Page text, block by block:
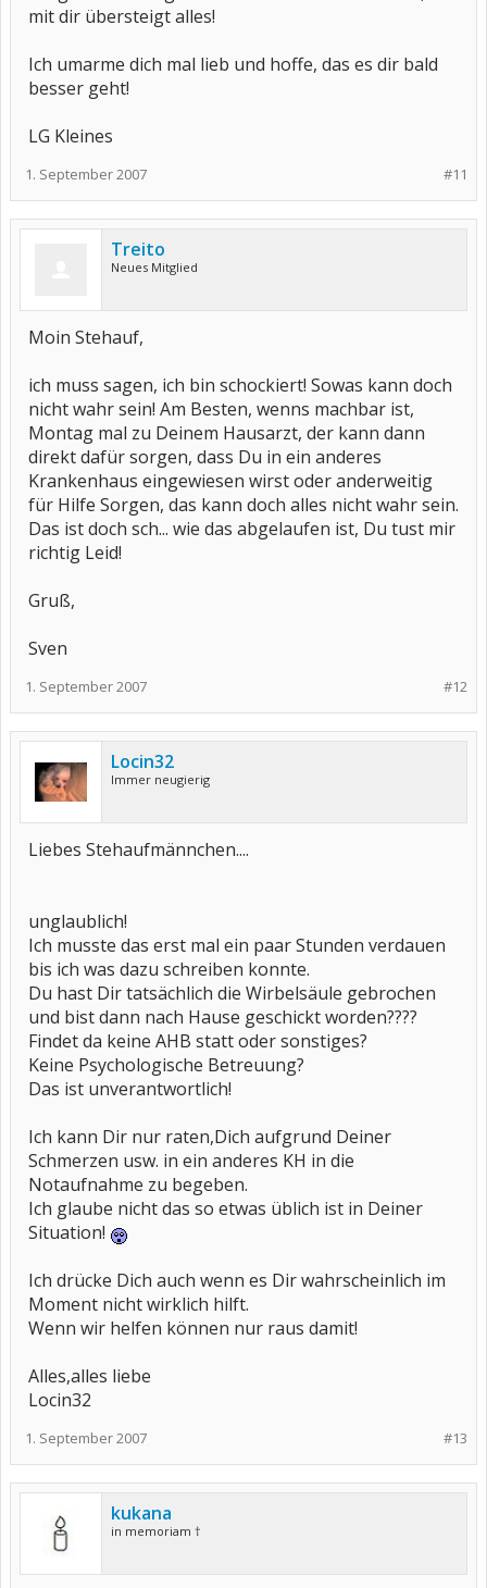
mit dir übersteigt alles!
Ich umarme dich mal lieb und hoffe, das es dir bald
besser geht!
LG Kleines
#11
1. September 2007
Treito
Neues Mitglied
Moin Stehauf,
ich muss sagen, ich bin schockiert! Sowas kann doch
nicht wahr sein! Am Besten, wenns machbar ist,
Montag mal zu Deinem Hausarzt, der kann dann
direkt dafür sorgen, dass Du in ein anderes
Krankenhaus eingewiesen wirst oder anderweitig
für Hilfe Sorgen, das kann doch alles nicht wahr sein.
Das ist doch sch... wie das abgelaufen ist, Du tust mir
richtig Leid!
Gruß,
Sven
#12
1. September 2007
Locin32
Immer neugierig
Liebes Stehaufmännchen....
unglaublich!
Ich musste das erst mal ein paar Stunden verdauen
bis ich was dazu schreiben konnte.
Du hast Dir tatsächlich die Wirbelsäule gebrochen
und bist dann nach Hause geschickt worden????
Findet da keine AHB statt oder sonstiges?
Keine Psychologische Betreuung?
Das ist unverantwortlich!
Ich kann Dir nur raten,Dich aufgrund Deiner
Schmerzen usw. in ein anderes KH in die
Notaufnahme zu begeben.
Ich glaube nicht das so etwas üblich ist in Deiner
Situation!
Ich drücke Dich auch wenn es Dir wahrscheinlich im
Moment nicht wirklich hilft.
Wenn wir helfen können nur raus damit!
Alles,alles liebe
Locin32
#13
1. September 2007
kukana
in memoriam †